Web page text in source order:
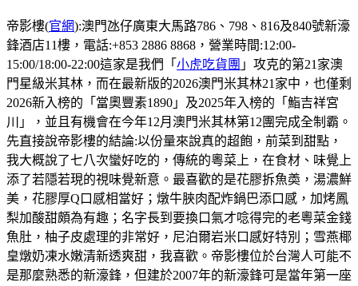
帝影樓(官網):澳門氹仔廣東大馬路786、798、816及840號新濠
鋒酒店11樓，電話:+853 2886 8868，營業時間:12:00-
15:00/18:00-22:00這家是我們「 小虎吃貨團 」攻克的第21家澳
門星級米其林，而在最新版的2026澳門米其林21家中，也僅剩
2026新入榜的「當奧豐素1890」及2025年入榜的「鮨吉祥宮
川」，並且有機會在今年12月澳門米其林第12團完成全制霸。
先直接說帝影樓的結論:以份量來說真的超飽，前菜到甜點，
我大概說了七八次蠻好吃的，傳統的粵菜上，在食材、味覺上
添了若隱若現的視味覺新意。最喜歡的是花膠拆魚𡙡，湯濃鮮
美，花膠厚Q口感相當好；燉牛脥肉配炸鍋巴添口感，加烤鳳
梨加酸甜頗為有趣；名字長到要換口氣才唸得完的老粵菜金錢
魚肚，柚子皮處理的非常好，尼泊爾岩米口感好特別；雪燕椰
皇燉奶凍水嫩清新透爽甜，我喜歡。帝影樓位於台灣人可能不
是那麼熟悉的新濠鋒，但建於2007年的新濠鋒可是當年第一座